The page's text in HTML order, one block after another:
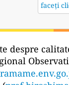
faceți
despre